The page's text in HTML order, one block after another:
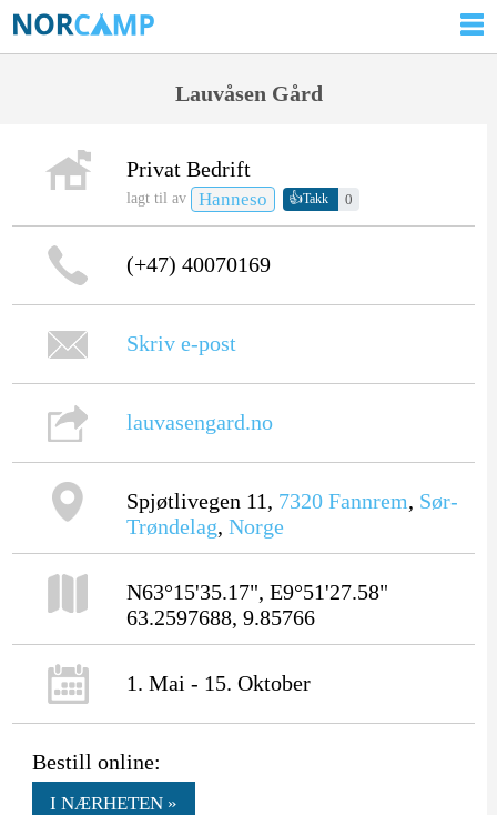
Lauvåsen Gård
Privat Bedrift
lagt til av Hanneso 👍Takk 0
(+47) 40070169
Skriv e-post
lauvasengard.no
Spjøtlivegen 11, 7320 Fannrem, Sør-
Trøndelag, Norge
N63°15'35.17", E9°51'27.58"
63.2597688, 9.85766
1. Mai - 15. Oktober
Bestill online:
I NÆRHETEN »